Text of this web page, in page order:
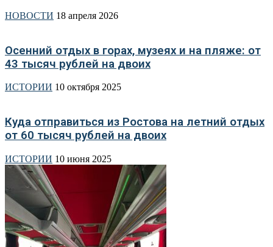
НОВОСТИ 18 апреля 2026
Осенний отдых в горах, музеях и на пляже: от
43 тысяч рублей на двоих
ИСТОРИИ 10 октября 2025
Куда отправиться из Ростова на летний отдых
от 60 тысяч рублей на двоих
ИСТОРИИ 10 июня 2025